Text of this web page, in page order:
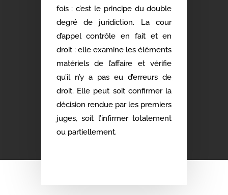
fois : c’est le principe du double
degré de juridiction. La cour
d’appel contrôle en fait et en
droit : elle examine les éléments
matériels de l’affaire et vérifie
qu’il n’y a pas eu d’erreurs de
droit. Elle peut soit confirmer la
décision rendue par les premiers
juges, soit l’infirmer totalement
ou partiellement.